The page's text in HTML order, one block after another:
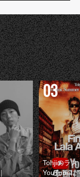
Tohjiのラス
YouTubeに